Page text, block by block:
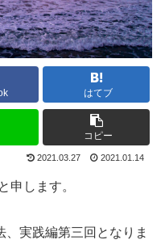
はてブ
コピー
2021.03.27 2021.01.14
申します。
実践編第三回となりま